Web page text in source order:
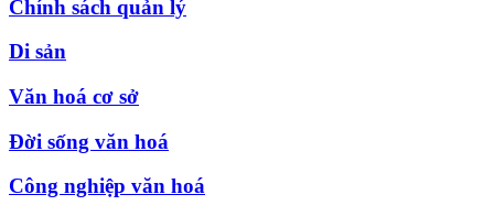
Chính sách quản lý
Di sản
Văn hoá cơ sở
Đời sống văn hoá
Công nghiệp văn hoá